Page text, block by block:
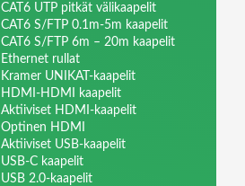
CAT6 UTP pitkät välikaapelit
CAT6 S/FTP 0.1m-5m kaapelit
CAT6 S/FTP 6m – 20m kaapelit
Ethernet rullat
Kramer UNIKAT-kaapelit
HDMI-HDMI kaapelit
Aktiiviset HDMI-kaapelit
Optinen HDMI
Aktiiviset USB-kaapelit
USB-C kaapelit
USB 2.0-kaapelit